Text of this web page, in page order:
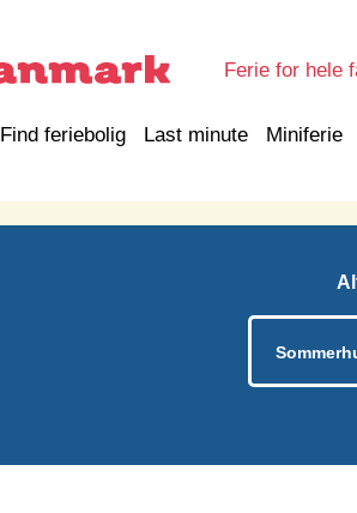
Ferie for hele
Find feriebolig Last minute Miniferie